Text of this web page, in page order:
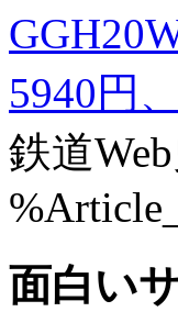
5940円
鉄道
面白い